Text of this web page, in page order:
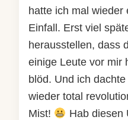
hatte ich mal wieder
Einfall. Erst viel
herausstellen, dass
einige Leute vor mir
blöd. Und ich
wieder total
Mist!
Hab diesen